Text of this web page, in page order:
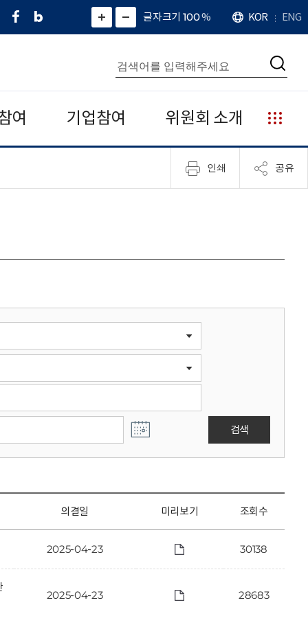
페
네
그
)
화
면
면
소
확
대
치
글자크기 100%
언
어
KOR ENG
통
합
검
색
검
여 기업참여 위원회 소개
누
리
집
안
인쇄 공유
검색
의결일 미리보기 조회수
2025-04-23 30138
2025-04-23 28683